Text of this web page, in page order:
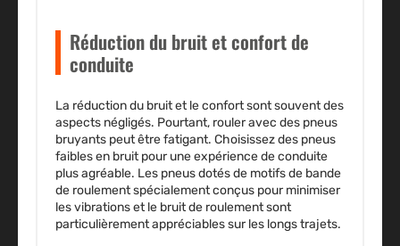
Réduction du bruit et confort de
conduite
La réduction du bruit et le confort sont souvent des
aspects négligés. Pourtant, rouler avec des pneus
bruyants peut être fatigant. Choisissez des pneus
faibles en bruit pour une expérience de conduite
plus agréable. Les pneus dotés de motifs de bande
de roulement spécialement conçus pour minimiser
les vibrations et le bruit de roulement sont
particulièrement appréciables sur les longs trajets.